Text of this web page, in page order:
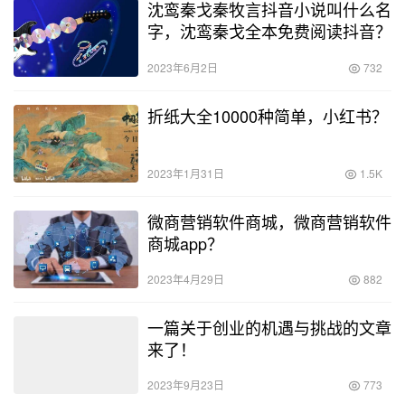
沈鸾秦戈秦牧言抖音小说叫什么名
字，沈鸾秦戈全本免费阅读抖音？
2023年6月2日 732
折纸大全10000种简单，小红书？
2023年1月31日 1.5K
微商营销软件商城，微商营销软件
商城app？
2023年4月29日 882
一篇关于创业的机遇与挑战的文章
来了！
2023年9月23日 773